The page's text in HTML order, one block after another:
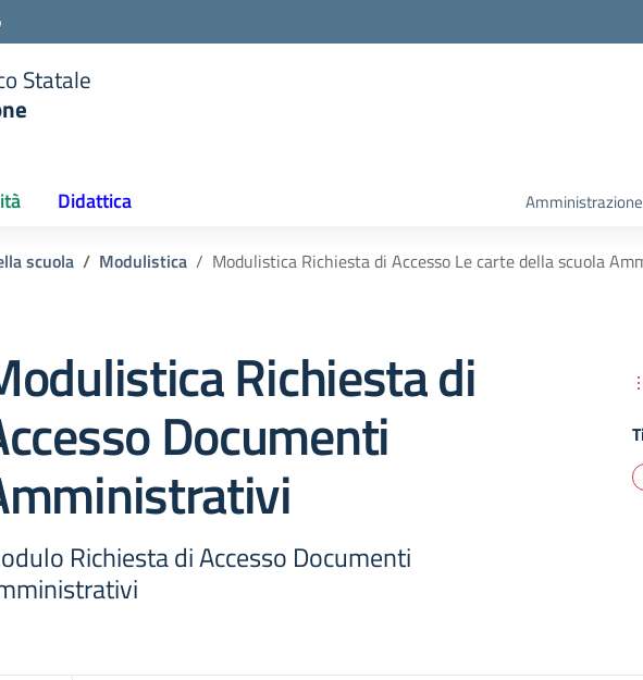
Statale
Didattica
scuola Modulistica Modulistica Richiesta di Accesso Le carte della scuola
Richiesta di
Documenti
Richiesta di Accesso Documenti